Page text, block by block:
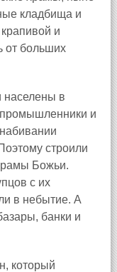
кладбища и
и
от больших
населены в
и
строили
Божьи.
с их
в небытие. А
банки и
который